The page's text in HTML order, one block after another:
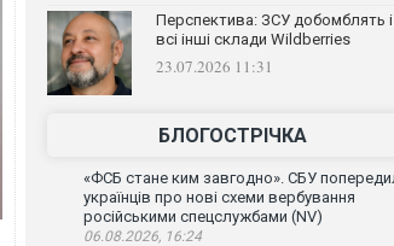
Перспектива: ЗСУ добомблять і
всі інші склади Wildberries
23.07.2026 11:31
БЛОГОСТРІЧКА
«ФСБ стане ким завгодно». СБУ
українців про нові схеми вербування
російськими спецслужбами (NV)
06.08.2026, 16:24